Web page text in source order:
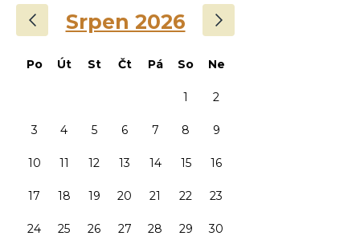
Srpen 2026 ›
Po Út St Čt Pá So Ne
1 2
3 4 5 6 7 8 9
10 11 12 13 14 15 16
17 18 19 20 21 22 23
24 25 26 27 28 29 30